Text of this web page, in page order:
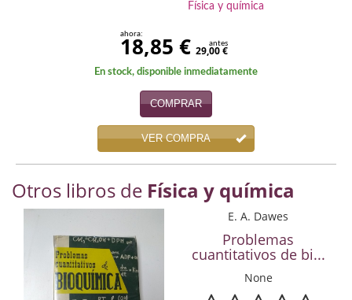
Divulgación científica
DVD
Enciclopedias
Física y química
ahora:
18,85 € antes
29,00 €
En stock, disponible inmediatamente
COMPRAR
VER COMPRA
Otros libros de Física y química
E. A. Dawes
Problemas
cuantitativos de bi...
None